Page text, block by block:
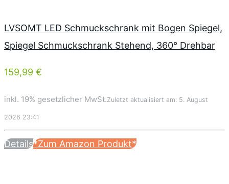
LVSOMT LED Schmuckschrank mit Bogen Spiegel,
Spiegel Schmuckschrank Stehend, 360° Drehbar
159,99 €
inkl. 19% gesetzlicher MwSt.Zuletzt aktualisiert am: 5. August
2026 23:41
Details*Zum Amazon Produkt*